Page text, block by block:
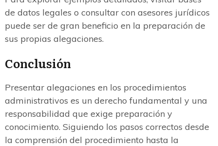
de datos legales o consultar con asesores jurídicos
puede ser de gran beneficio en la preparación de
sus propias alegaciones.
Conclusión
Presentar alegaciones en los procedimientos
administrativos es un derecho fundamental y una
responsabilidad que exige preparación y
conocimiento. Siguiendo los pasos correctos desde
la comprensión del procedimiento hasta la